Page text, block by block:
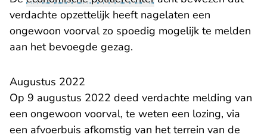
verdachte opzettelijk heeft nagelaten een
ongewoon voorval zo spoedig mogelijk te melden
aan het bevoegde gezag.
Augustus 2022
Op 9 augustus 2022 deed verdachte melding van
een ongewoon voorval, te weten een lozing, via
een afvoerbuis afkomstig van het terrein van de